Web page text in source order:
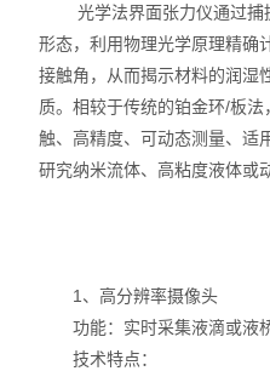
水滴角测量仪
位移及其控制系统
光谱色谱分析仪器
光学法界面张力仪通过捕
形态，利用物理光学原理精确
接触角，从而揭示材料的润湿
质。相较于传统的铂金环/板法
触、高精度、可动态测量、适
研究纳米流体、高粘度液体或
1、高分辨率摄像头
功能：实时采集液滴或液桥
技术特点：